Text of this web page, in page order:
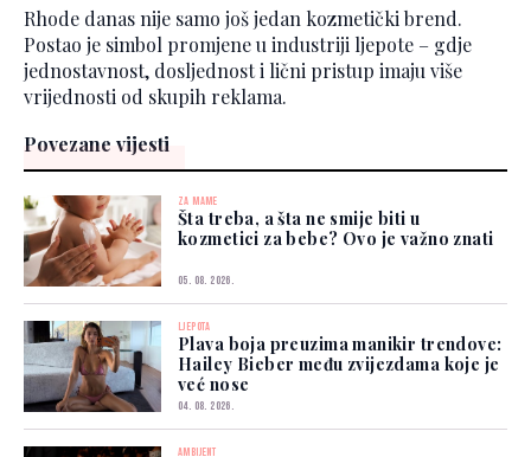
Rhode danas nije samo još jedan kozmetički brend.
Postao je simbol promjene u industriji ljepote – gdje
jednostavnost, dosljednost i lični pristup imaju više
vrijednosti od skupih reklama.
Povezane vijesti
ZA MAME
Šta treba, a šta ne smije biti u
kozmetici za bebe? Ovo je važno znati
05. 08. 2026.
LJEPOTA
Plava boja preuzima manikir trendove:
Hailey Bieber među zvijezdama koje je
već nose
04. 08. 2026.
AMBIJENT